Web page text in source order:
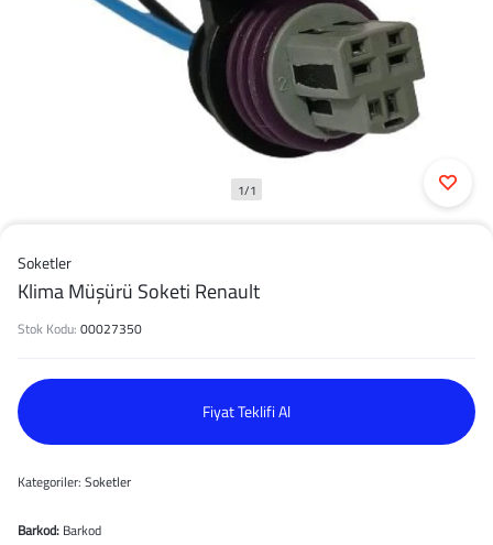
1/1
Soketler
Klima Müşürü Soketi Renault
Stok Kodu: 00027350
Fiyat Teklifi Al
Kategoriler: Soketler
Barkod: Barkod